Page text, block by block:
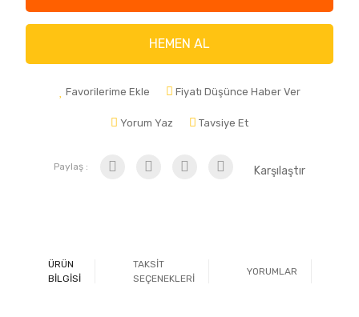
HEMEN AL
Favorilerime Ekle Fiyatı Düşünce Haber Ver
Yorum Yaz Tavsiye Et
Paylaş : Karşılaştır
ÜRÜN
BİLGİSİ
TAKSİT
SEÇENEKLERİ
YORUMLAR